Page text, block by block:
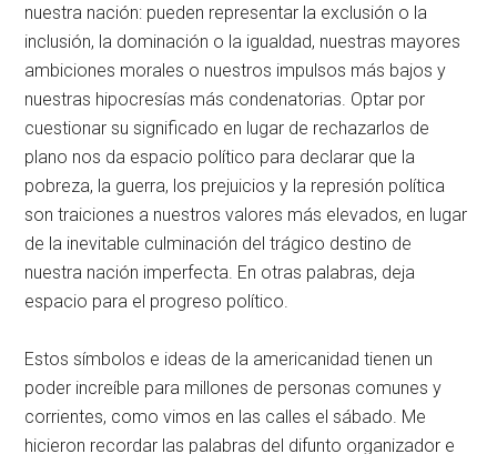
nuestra nación: pueden representar la exclusión o la
inclusión, la dominación o la igualdad, nuestras mayores
ambiciones morales o nuestros impulsos más bajos y
nuestras hipocresías más condenatorias. Optar por
cuestionar su significado en lugar de rechazarlos de
plano nos da espacio político para declarar que la
pobreza, la guerra, los prejuicios y la represión política
son traiciones a nuestros valores más elevados, en lugar
de la inevitable culminación del trágico destino de
nuestra nación imperfecta. En otras palabras, deja
espacio para el progreso político.
Estos símbolos e ideas de la americanidad tienen un
poder increíble para millones de personas comunes y
corrientes, como vimos en las calles el sábado. Me
hicieron recordar las palabras del difunto organizador e